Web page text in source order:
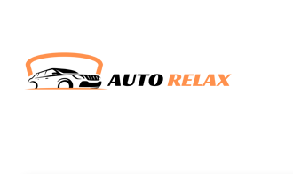
contenu
principal